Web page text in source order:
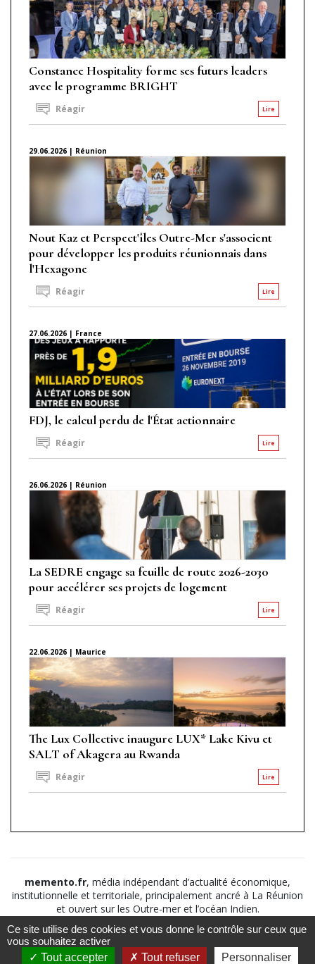
Constance Hospitality forme ses futurs leaders
avec le programme BRIGHT
Lire
Réagir
29.06.2026 | Réunion
Nout Kaz et Perspect'îles Outre-Mer s'associent
pour développer les produits réunionnais dans
l'Hexagone
Lire
Réagir
27.06.2026 | France
FDJ, le calcul perdu de l'État actionnaire
Lire
Réagir
26.06.2026 | Réunion
La SEDRE engage sa feuille de route 2026-2030
pour accélérer ses projets de logement
Lire
Réagir
22.06.2026 | Maurice
The Lux Collective inaugure LUX* Lake Kivu et
SALT of Akagera au Rwanda
Lire
Réagir
memento.fr, média indépendant d’actualité économique,
institutionnelle et territoriale, principalement ancré à La Réunion
et ouvert sur les Outre-mer et l’océan Indien.
©2026
Suivez nous sur Notice légale
Politique de
Ce site utilise des cookies et vous donne le contrôle sur ceux que
vous souhaitez activer
Tout accepter
Tout refuser Personnaliser